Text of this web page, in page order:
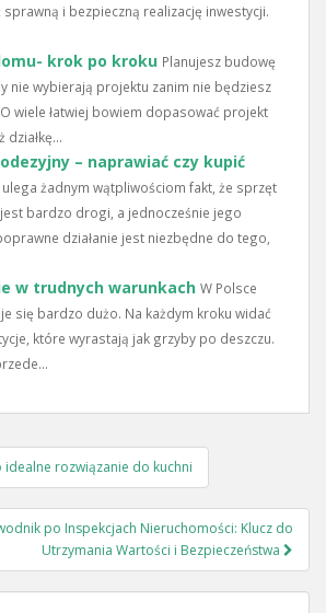
sprawną i bezpieczną realizację inwestycji.
krok po kroku Planujesz budowę
nie wybierają projektu zanim nie będziesz
O wiele łatwiej bowiem dopasować projekt
działkę...
– naprawiać czy kupić
ulega żadnym wątpliwościom fakt, że sprzęt
bardzo drogi, a jednocześnie jego
działanie jest niezbędne do tego,
w trudnych warunkach W Polsce
się bardzo dużo. Na każdym kroku widać
które wyrastają jak grzyby po deszczu.
idealne rozwiązanie do kuchni
po Inspekcjach Nieruchomości: Klucz do
Utrzymania Wartości i Bezpieczeństwa